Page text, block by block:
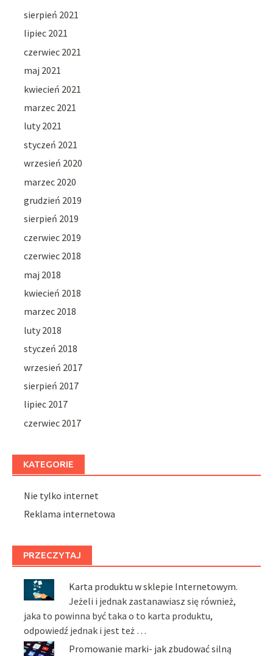
sierpień 2021
lipiec 2021
czerwiec 2021
maj 2021
kwiecień 2021
marzec 2021
luty 2021
styczeń 2021
wrzesień 2020
marzec 2020
grudzień 2019
sierpień 2019
czerwiec 2019
czerwiec 2018
maj 2018
kwiecień 2018
marzec 2018
luty 2018
styczeń 2018
wrzesień 2017
sierpień 2017
lipiec 2017
czerwiec 2017
KATEGORIE
Nie tylko internet
Reklama internetowa
PRZECZYTAJ
Karta produktu w sklepie Internetowym.
Jeżeli i jednak zastanawiasz się również,
jaka to powinna być taka o to karta produktu,
odpowiedź jednak i jest też …
Promowanie marki- jak zbudować silną